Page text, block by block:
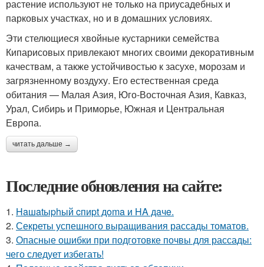
растение используют не только на приусадебных и
парковых участках, но и в домашних условиях.
Эти стелющиеся хвойные кустарники семейства
Кипарисовых привлекают многих своими декоративным
качествам, а также устойчивостью к засухе, морозам и
загрязненному воздуху. Его естественная среда
обитания — Малая Азия, Юго-Восточная Азия, Кавказ,
Урал, Сибирь и Приморье, Южная и Центральная
Европа.
читать дальше →
Последние обновления на сайте:
1. Haшatыphый cпиpt дoma и HA дaчe.
2. Секреты успешного выращивания рассады томатов.
3. Опасные ошибки при подготовке почвы для рассады:
чего следует избегать!